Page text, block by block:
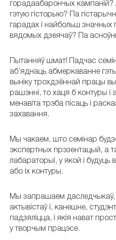
горадаабарончых
гэтую гісторыю? Па
гарадах і найбольш значных
вядомых дзеячаў? Па
Пытанняў шмат! Падчас
аб’яднаць абмеркаванне
выніку трохдзённай працы
рашэнні, то хаця б контуры і
менавіта трэба пісаць і
захавання.
Мы чакаем, што семінар
экспертных прэзентацый, а
лабараторыі, у якой і
або іх контуры.
Мы запрашаем даследчыкаў,
актывістаў і, канешне,
падзяліцца, і якія нават
у творчым працэсе.